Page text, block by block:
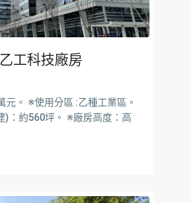
工科技廠房
元。 ※使用分區 :乙種工業區。
)：約560坪。 ※廠房高度：高